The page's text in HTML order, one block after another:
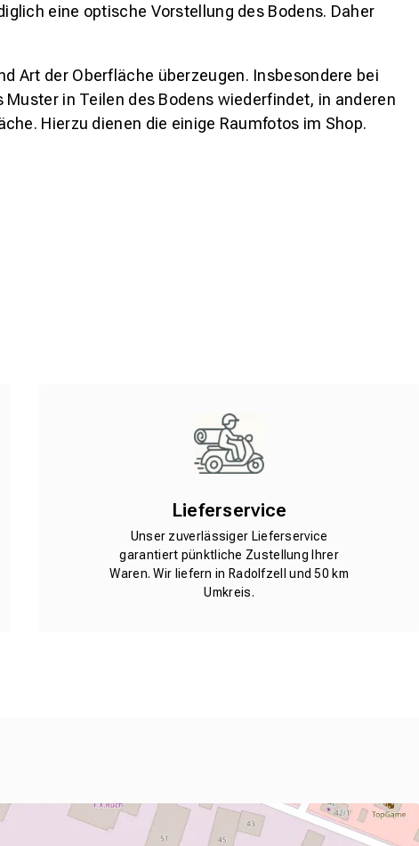
eine optische Vorstellung des Bodens. Daher
Art der Oberfläche überzeugen. Insbesondere bei
in Teilen des Bodens wiederfindet, in anderen
Hierzu dienen die einige Raumfotos im Shop.
Lieferservice
Unser zuverlässiger Lieferservice
garantiert pünktliche Zustellung Ihrer
Waren. Wir liefern in Radolfzell und 50 km
Umkreis.